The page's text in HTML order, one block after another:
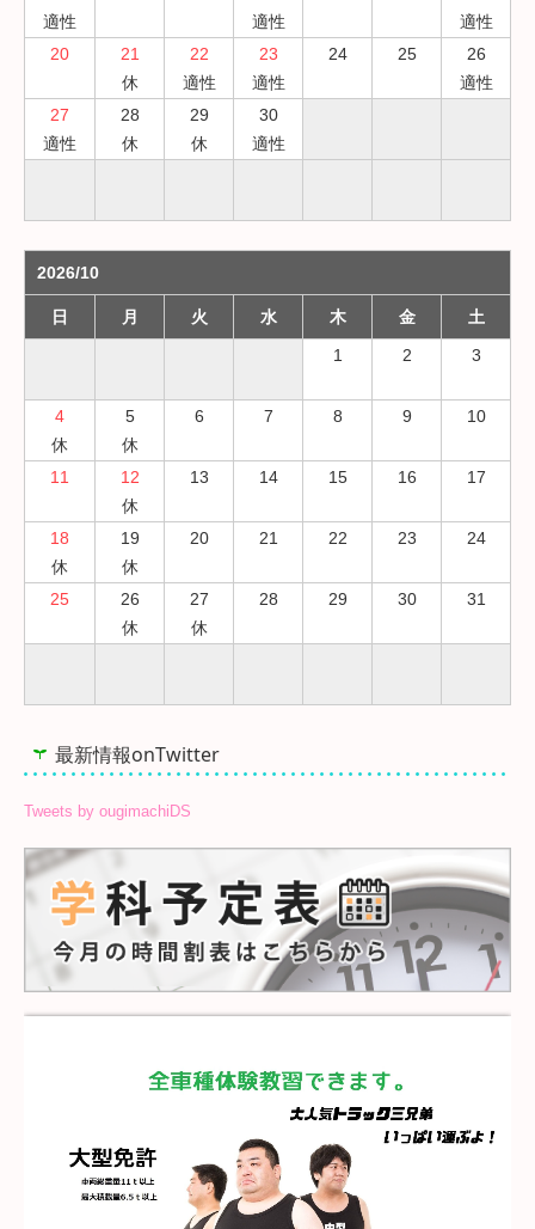
適性
適性
適性
20
21
休
22
適性
23
適性
24 25
26
適性
27
適性
28
休
29
休
30
適性
2026/10
日 月 火 水 木 金
土
1
2 3
4
休
5
休
6 7 8 9 10
11
12
休
13 14 15 16 17
18
休
19
休
20 21 22 23 24
25
26
休
27
休
28 29 30 31
最新情報onTwitter
Tweets by ougimachiDS